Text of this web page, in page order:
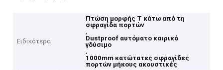
Ειδικότερα
Πτώση μορφής Τ κάτω από τη
σφραγίδα πορτών
,
Dustproof αυτόματο καιρικό
γδύσιμο
,
1000mm κατώτατες σφραγίδες
πορτών μήκους ακουστικές